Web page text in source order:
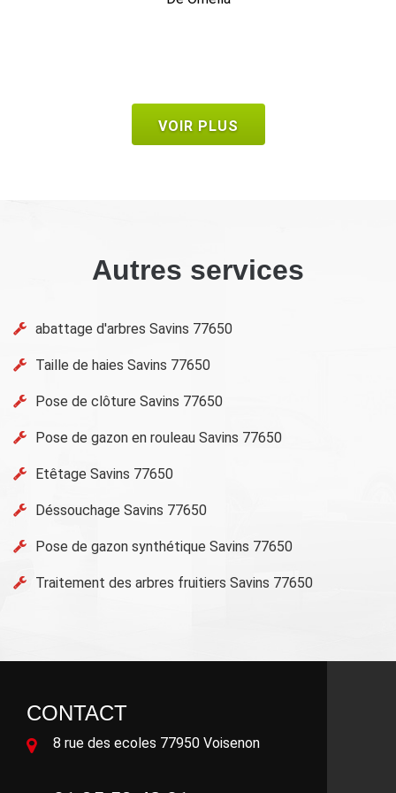
VOIR PLUS
Autres services
abattage d'arbres Savins 77650
Taille de haies Savins 77650
Pose de clôture Savins 77650
Pose de gazon en rouleau Savins 77650
Etêtage Savins 77650
Déssouchage Savins 77650
Pose de gazon synthétique Savins 77650
Traitement des arbres fruitiers Savins 77650
CONTACT
8 rue des ecoles 77950 Voisenon